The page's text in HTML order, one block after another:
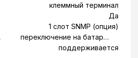
клеммный терминал
Да
1 слот SNMP (опция)
переключение на батареи
при выходе за границы
диапазона значения
поддерживается